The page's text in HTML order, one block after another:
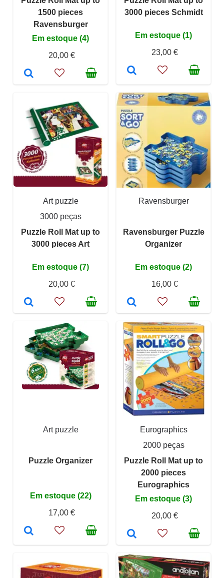
1500 pieces
Ravensburger
Em estoque (4)
20,00 €
3000 pieces Schmidt
Em estoque (1)
23,00 €
Art puzzle
3000 peças
Puzzle Roll Mat up to
3000 pieces Art
Em estoque (7)
20,00 €
Ravensburger
Ravensburger Puzzle
Organizer
Em estoque (2)
16,00 €
Art puzzle
Puzzle Organizer
Em estoque (22)
17,00 €
Eurographics
2000 peças
Puzzle Roll Mat up to
2000 pieces
Eurographics
Em estoque (3)
20,00 €